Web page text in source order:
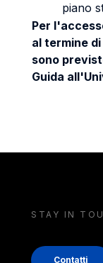
piano
Per
al termine
sono
Guida
STAY IN
Contatti